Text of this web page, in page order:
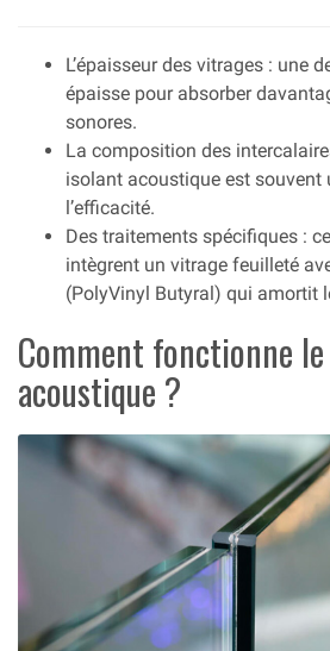
L’épaisseur des vitrages : une
épaisse pour absorber
sonores.
La composition des
isolant acoustique est souvent
l’efficacité.
Des traitements spécifiques :
intègrent un vitrage feuilleté
(PolyVinyl Butyral) qui amortit
Comment fonctionne
acoustique ?